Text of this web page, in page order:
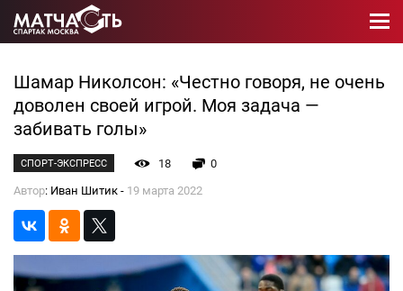
Шамар Николсон: «Честно говоря, не очень
доволен своей игрой. Моя задача —
забивать голы»
СПОРТ-ЭКСПРЕСС 18
0
Автор: Иван Шитик - 19 марта 2022